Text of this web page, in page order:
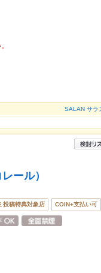
SALAN サラ
ール）
投稿特典対象店 COIN+支払い可